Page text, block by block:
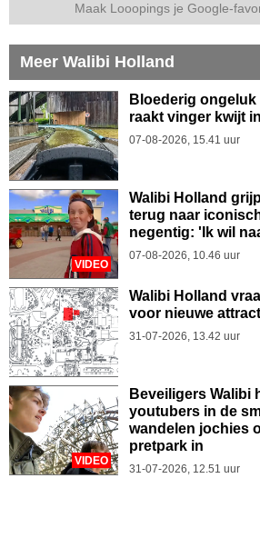
Maak Looopings je Google-
Meer Walibi Holland
Bloederig
raakt vinger kwijt
07-08-2026, 15.41 uur
VIDEO
Walibi Holland
terug naar
negentig: 'Ik wil
07-08-2026, 10.46 uur
Walibi Holland
voor nieuwe
31-07-2026, 13.42 uur
VIDEO
Beveiligers Walibi
youtubers in de
wandelen jochies
pretpark in
31-07-2026, 12.51 uur